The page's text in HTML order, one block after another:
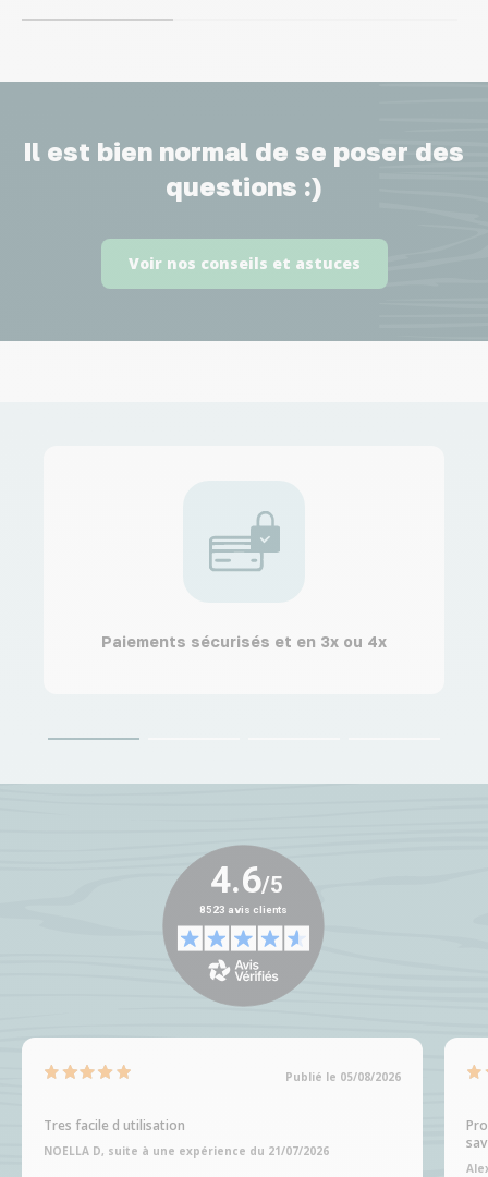
Il est bien normal de se poser des
questions :)
Voir nos conseils et astuces
Paiements sécurisés et en 3x ou 4x
Publié le 05/08/2026
Tres facile d utilisation
NOELLA D, suite à une expérience du 21/07/2026